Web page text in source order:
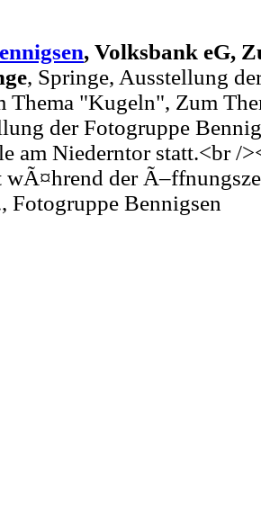
, Volksbank eG,
, Springe, Ausstellung
Thema "Kugeln", Zum
der Fotogruppe
am Niederntor statt.<br /
wÃ¤hrend der
Fotogruppe Bennigsen